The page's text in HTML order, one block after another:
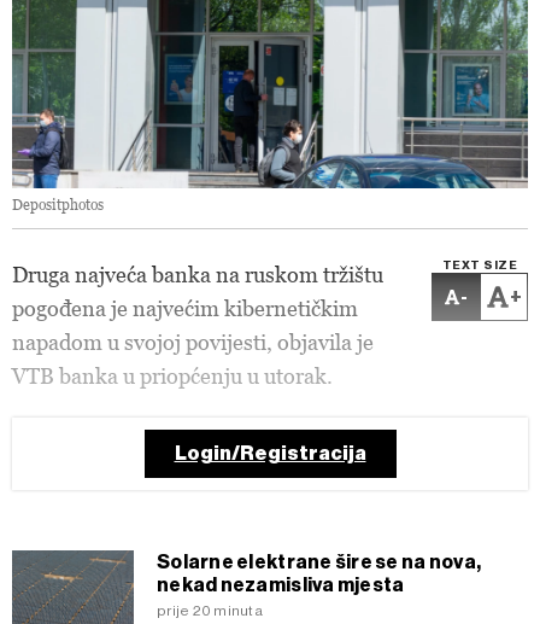
Depositphotos
TEXT SIZE
- +
Druga najveća banka na ruskom tržištu
pogođena je najvećim kibernetičkim
napadom u svojoj povijesti, objavila je
VTB banka u priopćenju u utorak.
Login/Registracija
Solarne elektrane šire se na nova,
nekad nezamisliva mjesta
prije 20 minuta